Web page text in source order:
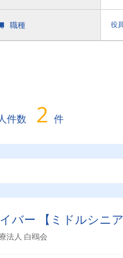
職種 役
件数 2 件
ドライバー 【ミド
法人 白鴎会